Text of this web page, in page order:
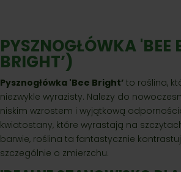
PYSZNOGŁÓWKA 'BEE
BRIGHT’)
Pysznogłówka 'Bee Bright’ to roślina,
niezwykle wyrazisty. Należy do
niskim wzrostem i wyjątkową
kwiatostany, które wyrastają na
barwie, roślina ta fantastycznie
szczególnie o zmierzchu.